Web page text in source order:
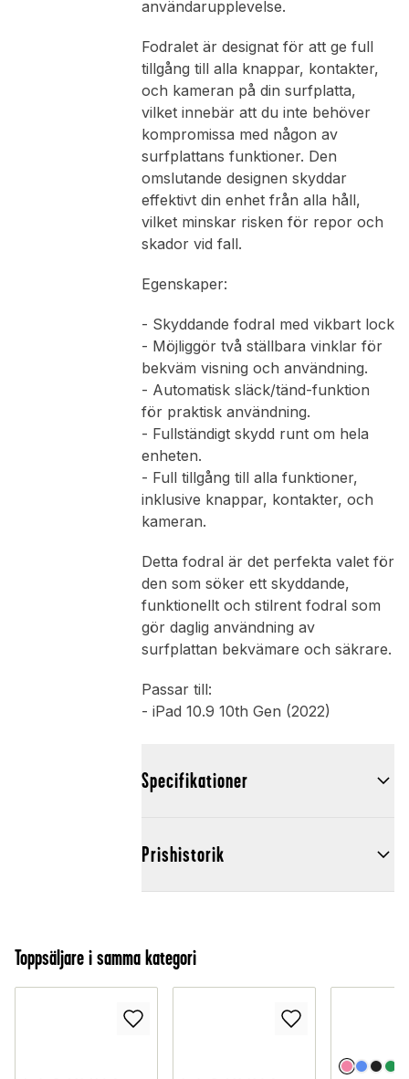
användarupplevelse.
Fodralet är designat för att ge full
tillgång till alla knappar, kontakter,
och kameran på din surfplatta,
vilket innebär att du inte behöver
kompromissa med någon av
surfplattans funktioner. Den
omslutande designen skyddar
effektivt din enhet från alla håll,
vilket minskar risken för repor och
skador vid fall.
Egenskaper:
- Skyddande fodral med vikbart lock
- Möjliggör två ställbara vinklar för
bekväm visning och användning.
- Automatisk släck/tänd-funktion
för praktisk användning.
- Fullständigt skydd runt om hela
enheten.
- Full tillgång till alla funktioner,
inklusive knappar, kontakter, och
kameran.
Detta fodral är det perfekta valet för
den som söker ett skyddande,
funktionellt och stilrent fodral som
gör daglig användning av
surfplattan bekvämare och säkrare.
Passar till:
- iPad 10.9 10th Gen (2022)
Specifikationer
Prishistorik
Toppsäljare i samma kategori